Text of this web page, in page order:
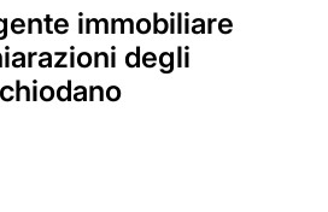
immobiliare
degli